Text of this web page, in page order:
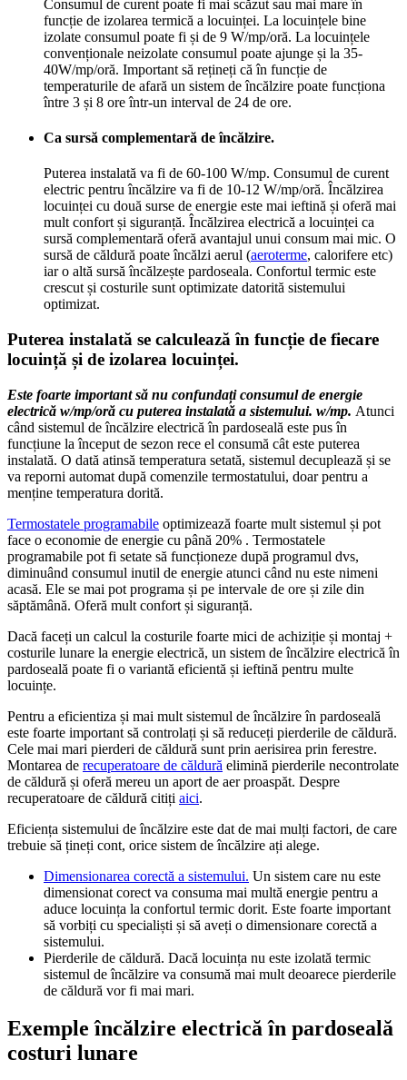
Consumul de curent poate fi mai scăzut sau mai mare în
funcție de izolarea termică a locuinței. La locuințele bine
izolate consumul poate fi și de 9 W/mp/oră. La locuințele
convenționale neizolate consumul poate ajunge și la 35-
40W/mp/oră. Important să rețineți că în funcție de
temperaturile de afară un sistem de încălzire poate funcționa
între 3 și 8 ore într-un interval de 24 de ore.
Ca sursă complementară de încălzire.
Puterea instalată va fi de 60-100 W/mp. Consumul de curent
electric pentru încălzire va fi de 10-12 W/mp/oră. Încălzirea
locuinței cu două surse de energie este mai ieftină și oferă mai
mult confort și siguranță. Încălzirea electrică a locuinței ca
sursă complementară oferă avantajul unui consum mai mic. O
sursă de căldură poate încălzi aerul (aeroterme, calorifere etc)
iar o altă sursă încălzește pardoseala. Confortul termic este
crescut și costurile sunt optimizate datorită sistemului
optimizat.
Puterea instalată se calculează în funcție de fiecare
locuință și de izolarea locuinței.
Este foarte important să nu confundați consumul de energie
electrică w/mp/oră cu puterea instalată a sistemului. w/mp. Atunci
când sistemul de încălzire electrică în pardoseală este pus în
funcțiune la început de sezon rece el consumă cât este puterea
instalată. O dată atinsă temperatura setată, sistemul decuplează și se
va reporni automat după comenzile termostatului, doar pentru a
menține temperatura dorită.
Termostatele programabile optimizează foarte mult sistemul și pot
face o economie de energie cu până 20% . Termostatele
programabile pot fi setate să funcționeze după programul dvs,
diminuând consumul inutil de energie atunci când nu este nimeni
acasă. Ele se mai pot programa și pe intervale de ore și zile din
săptămână. Oferă mult confort și siguranță.
Dacă faceți un calcul la costurile foarte mici de achiziție și montaj +
costurile lunare la energie electrică, un sistem de încălzire electrică în
pardoseală poate fi o variantă eficientă și ieftină pentru multe
locuințe.
Pentru a eficientiza și mai mult sistemul de încălzire în pardoseală
este foarte important să controlați și să reduceți pierderile de căldură.
Cele mai mari pierderi de căldură sunt prin aerisirea prin ferestre.
Montarea de recuperatoare de căldură elimină pierderile necontrolate
de căldură și oferă mereu un aport de aer proaspăt. Despre
recuperatoare de căldură citiți aici.
Eficiența sistemului de încălzire este dat de mai mulți factori, de care
trebuie să țineți cont, orice sistem de încălzire ați alege.
Dimensionarea corectă a sistemului. Un sistem care nu este
dimensionat corect va consuma mai multă energie pentru a
aduce locuința la confortul termic dorit. Este foarte important
să vorbiți cu specialiști și să aveți o dimensionare corectă a
sistemului.
Pierderile de căldură. Dacă locuința nu este izolată termic
sistemul de încălzire va consumă mai mult deoarece pierderile
de căldură vor fi mai mari.
Exemple încălzire electrică în pardoseală
costuri lunare